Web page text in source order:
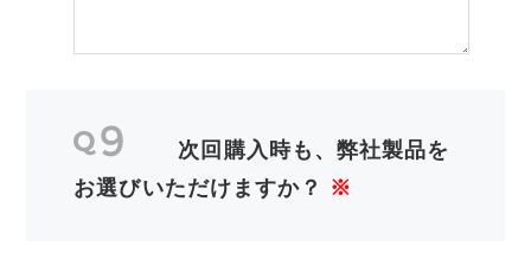
次回購入時も、弊社製品を
お選びいただけますか？ ※